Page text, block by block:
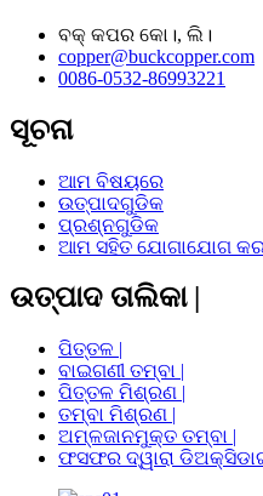
ବକ୍ କପର କୋ।, ଲି।
copper@buckcopper.com
0086-0532-86993221
ସୂଚନା
ଆମ ବିଷୟରେ
ଉତ୍ପାଦଗୁଡିକ
ପ୍ରଶ୍ନଗୁଡିକ
ଆମ ସହିତ ଯୋଗାଯୋଗ
ଉତ୍ପାଦ ତାଲିକା |
ପିତ୍ତଳ |
ବାଇଗଣୀ ତମ୍ବା |
ପିତ୍ତଳ ମିଶ୍ରଣ |
ତମ୍ବା ମିଶ୍ରଣ |
ଅମ୍ଳଜାନମୁକ୍ତ ତମ୍ବା |
ଫସଫର ଦ୍ୱାରା